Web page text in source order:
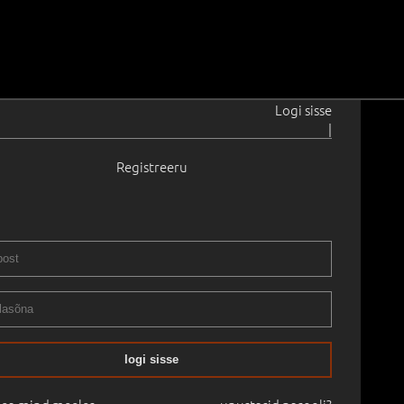
Logi sisse
|
Registreeru
logi sisse
22.8 × 30.5 cmSaadavus:SaadavalTeos asub galeriis.